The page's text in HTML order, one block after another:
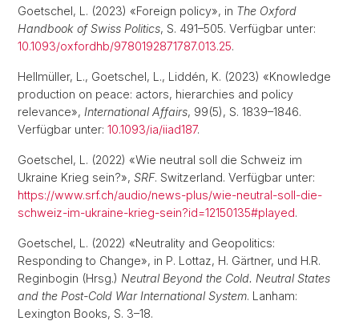
Goetschel, L. (2023) «Foreign policy», in The Oxford
Handbook of Swiss Politics, S. 491–505. Verfügbar unter:
10.1093/oxfordhb/9780192871787.013.25.
Hellmüller, L., Goetschel, L., Liddén, K. (2023) «Knowledge
production on peace: actors, hierarchies and policy
relevance», International Affairs, 99(5), S. 1839–1846.
Verfügbar unter: 10.1093/ia/iiad187.
Goetschel, L. (2022) «Wie neutral soll die Schweiz im
Ukraine Krieg sein?», SRF. Switzerland. Verfügbar unter:
https://www.srf.ch/audio/news-plus/wie-neutral-soll-die-
schweiz-im-ukraine-krieg-sein?id=12150135#played.
Goetschel, L. (2022) «Neutrality and Geopolitics:
Responding to Change», in P. Lottaz, H. Gärtner, und H.R.
Reginbogin (Hrsg.) Neutral Beyond the Cold. Neutral States
and the Post-Cold War International System. Lanham:
Lexington Books, S. 3–18.